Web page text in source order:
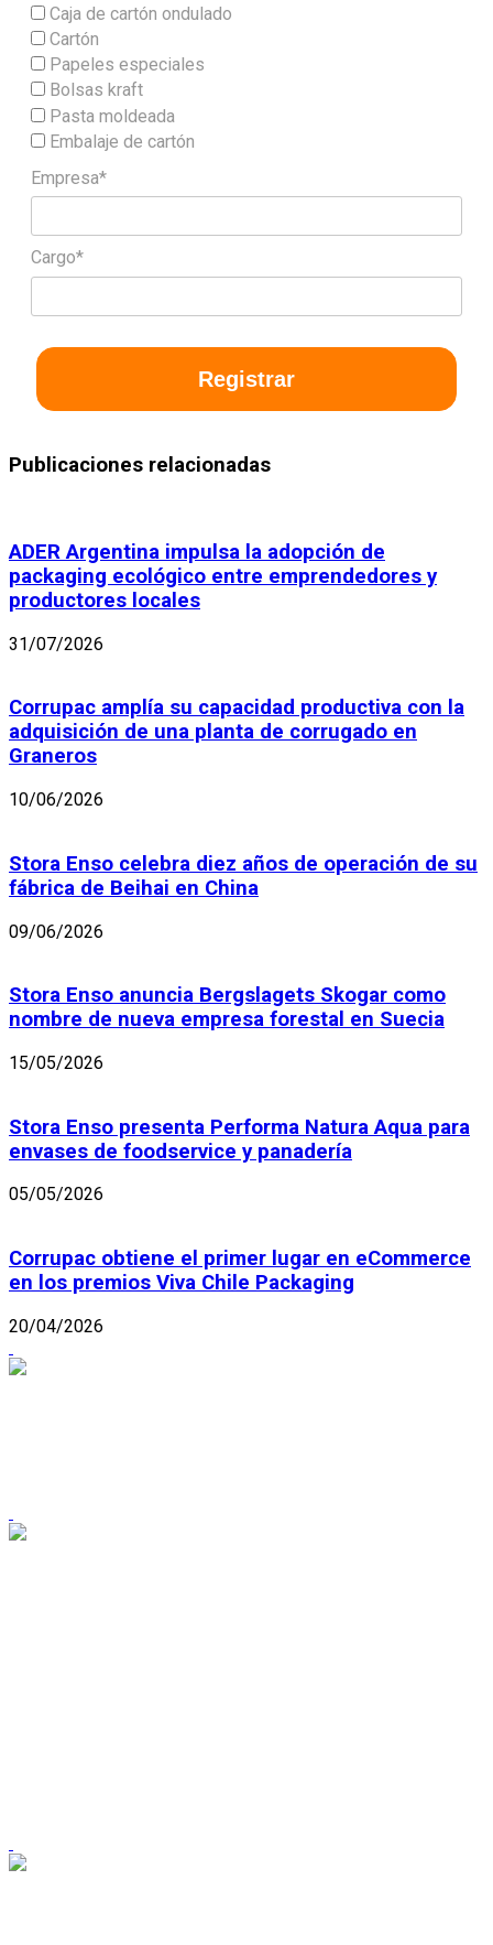
Caja de cartón ondulado
Cartón
Papeles especiales
Bolsas kraft
Pasta moldeada
Embalaje de cartón
Empresa*
Cargo*
Registrar
Publicaciones relacionadas
ADER Argentina impulsa la adopción de
packaging ecológico entre emprendedores y
productores locales
31/07/2026
Corrupac amplía su capacidad productiva con la
adquisición de una planta de corrugado en
Graneros
10/06/2026
Stora Enso celebra diez años de operación de su
fábrica de Beihai en China
09/06/2026
Stora Enso anuncia Bergslagets Skogar como
nombre de nueva empresa forestal en Suecia
15/05/2026
Stora Enso presenta Performa Natura Aqua para
envases de foodservice y panadería
05/05/2026
Corrupac obtiene el primer lugar en eCommerce
en los premios Viva Chile Packaging
20/04/2026